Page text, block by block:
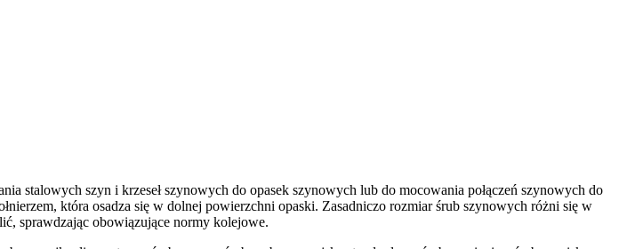
stalowych szyn i krzeseł szynowych do opasek szynowych lub do mocowania połączeń szynowych do
która osadza się w dolnej powierzchni opaski. Zasadniczo rozmiar śrub szynowych różni się w
sprawdzając obowiązujące normy kolejowe.